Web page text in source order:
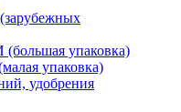
упаковка)
упаковка)
удобрения